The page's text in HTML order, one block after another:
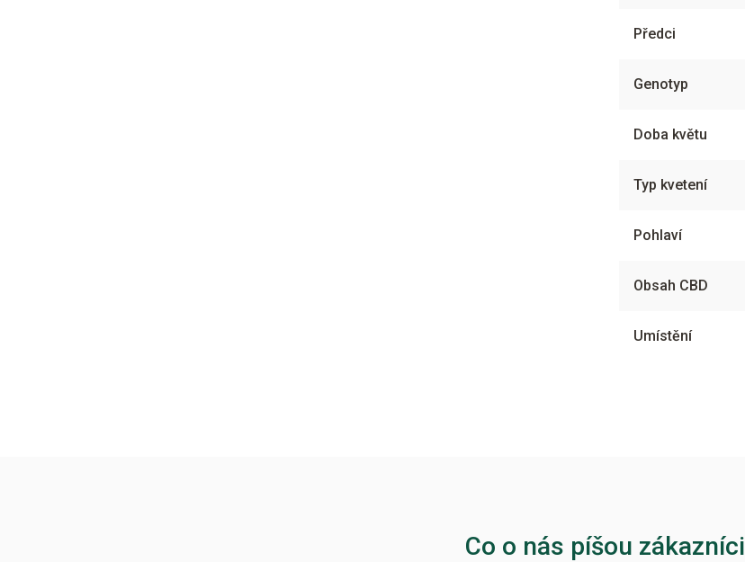
Předci
Genotyp
Doba květu
Typ kvetení
Pohlaví
Obsah CBD
Umístění
Co o nás píšou zákazníci